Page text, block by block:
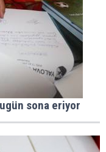
sona eriyor